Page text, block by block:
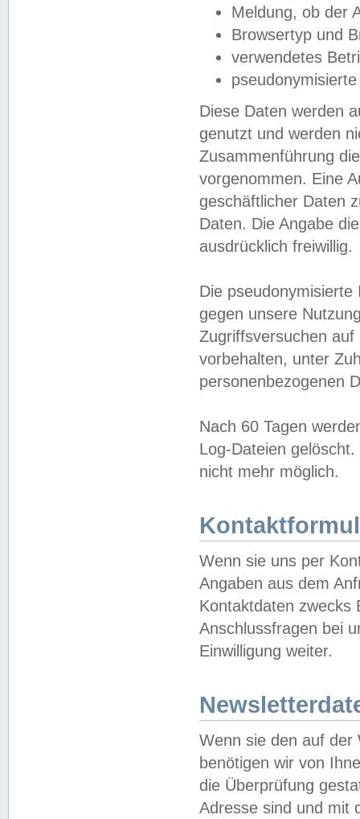
Meldung, ob der
Browsertyp und
verwendetes
Diese Daten werden
genutzt und werden
Zusammenführung
vorgenommen. Eine
geschäftlicher Daten
Daten. Die Angabe
ausdrücklich freiwillig.
Die
gegen unsere
Zugriffsversuchen
vorbehalten, unter
personenbezogenen
Nach 60 Tagen
Log-Dateien
nicht mehr möglich.
Wenn sie uns per
Angaben aus dem
Kontaktdaten zwecks
Anschlussfragen bei
Einwilligung weiter.
Wenn sie den auf der
benötigen wir von
die Überprüfung
Adresse sind und mit